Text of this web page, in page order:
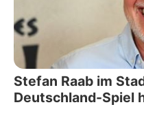
Stefan Raab im
Deutschland-Spiel